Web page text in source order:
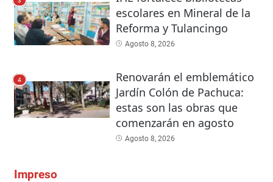
escolares en Mineral de la
Reforma y Tulancingo
Agosto 8, 2026
4
Renovarán el emblemático
Jardín Colón de Pachuca:
estas son las obras que
comenzarán en agosto
Agosto 8, 2026
Impreso